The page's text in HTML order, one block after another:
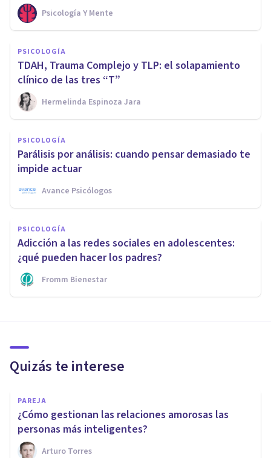
Psicología Y Mente
PSICOLOGÍA
TDAH, Trauma Complejo y TLP: el solapamiento
clínico de las tres “T”
Hermelinda Espinoza Jara
PSICOLOGÍA
Parálisis por análisis: cuando pensar demasiado te
impide actuar
Avance Psicólogos
PSICOLOGÍA
Adicción a las redes sociales en adolescentes:
¿qué pueden hacer los padres?
Fromm Bienestar
Quizás te interese
PAREJA
¿Cómo gestionan las relaciones amorosas las
personas más inteligentes?
Arturo Torres